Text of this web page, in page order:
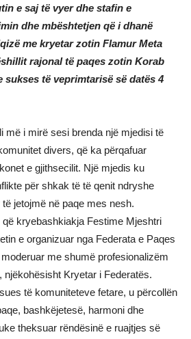
e saj të vyer dhe stafin e
dhe mbështetjen që i dhanë
me kryetar zotin Flamur Meta
rajonal të paqes zotin Korab
sukses të veprimtarisë së datës 4
më i mirë sesi brenda një mjedisi të
divers, që ka përqafuar
e gjithsecilit. Një mjedis ku
për shkak të të qenit ndryshe
jetojmë në paqe mes nesh.
kryebashkiakja Festime Mjeshtri
e organizuar nga Federata e Paqes
me shumë profesionalizëm
njëkohësisht Kryetar i Federatës.
të komuniteteve fetare, u përcollën
bashkëjetesë, harmoni dhe
theksuar rëndësinë e ruajtjes së